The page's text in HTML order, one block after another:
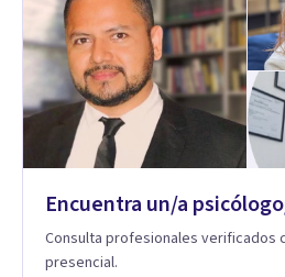
basado en la comprensión, la
ritmo de cada persona. Integro
de la psicología con un enfoque
ayudar a mis clientes a
fortalecer sus recursos personales,
estrategias de afrontamiento y
resiliencia y bienestar. Creo profundamente en la
autoconciencia como un camino
auténtica y significativa.
Encuentra un/a
Consulta profesionales verificados
presencial.